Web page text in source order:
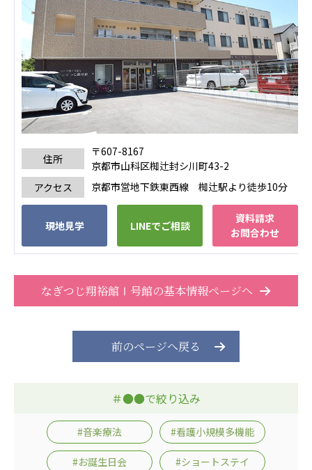
株式会社エネクト 株式会社 G.com R＆M
海外
海外グループ会社
美迪克（上海）商务咨询有限公司
共生（大連）商務諮詢有限公司
台灣善合股份有限公司
Hospital
クヴィアン小学校・カンボジア日本友好共生クヴ
ィアン中学校
カンボジア日本友好技術教育センター
NGO共生の家
瀋陽長者会
上海介護施設
住所
〒607-8167
京都市山科区椥辻封シ川町43-2
アクセス
京都市営地下鉄東西線 椥辻駅より徒歩10分
現地見学 LINEでご相談
資料請求
お問合わせ
なぎつじ翔裕館Ⅰ号館の基本情報ページへ
前のページへ戻る
＃●●で絞り込み
#音楽療法 #看護小規模多機能
#お誕生日会 #ショートステイ